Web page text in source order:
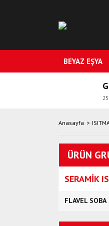
BEYAZ EŞYA
Anasayfa
ÜRÜN
SERAMIK
FLAVEL SOBA